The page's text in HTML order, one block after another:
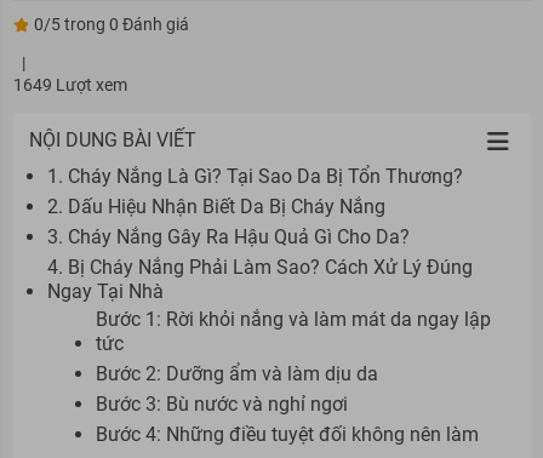
0/5 trong 0 Đánh giá
|
1649 Lượt xem
NỘI DUNG BÀI VIẾT
1. Cháy Nắng Là Gì? Tại Sao Da Bị Tổn Thương?
2. Dấu Hiệu Nhận Biết Da Bị Cháy Nắng
3. Cháy Nắng Gây Ra Hậu Quả Gì Cho Da?
4. Bị Cháy Nắng Phải Làm Sao? Cách Xử Lý Đúng
Ngay Tại Nhà
Bước 1: Rời khỏi nắng và làm mát da ngay lập
tức
Bước 2: Dưỡng ẩm và làm dịu da
Bước 3: Bù nước và nghỉ ngơi
Bước 4: Những điều tuyệt đối không nên làm